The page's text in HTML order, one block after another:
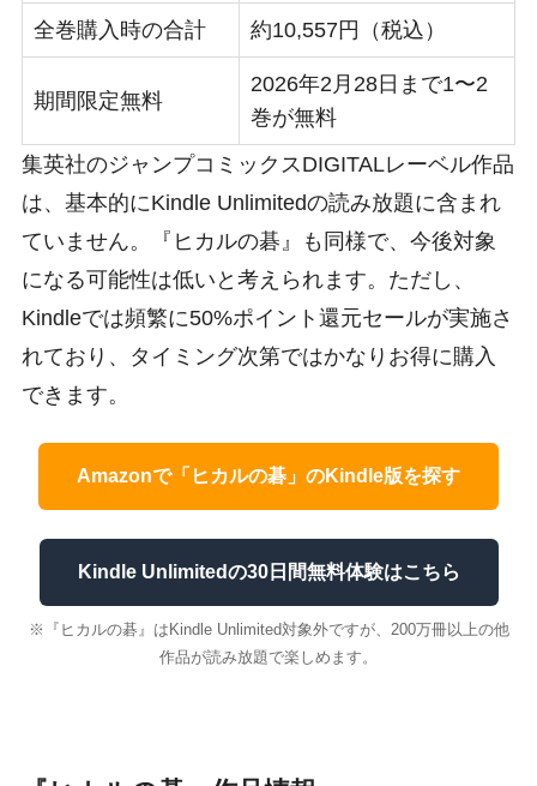
全巻購入時の合計 約10,557円（税込）
期間限定無料
2026年2月28日まで1〜2
巻が無料
集英社のジャンプコミックスDIGITALレーベル作品
は、基本的にKindle Unlimitedの読み放題に含まれ
ていません。『ヒカルの碁』も同様で、今後対象
になる可能性は低いと考えられます。ただし、
Kindleでは頻繁に50%ポイント還元セールが実施さ
れており、タイミング次第ではかなりお得に購入
できます。
Amazonで「ヒカルの碁」のKindle版を探す
Kindle Unlimitedの30日間無料体験はこちら
※『ヒカルの碁』はKindle Unlimited対象外ですが、200万冊以上の他
作品が読み放題で楽しめます。